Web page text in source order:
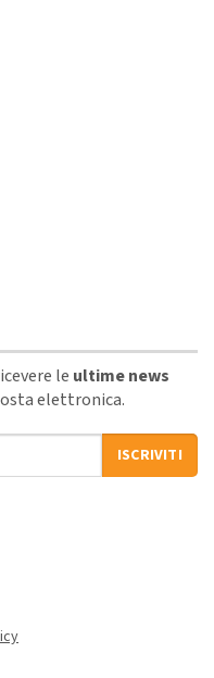
le ultime news
elettronica.
ISCRIVITI